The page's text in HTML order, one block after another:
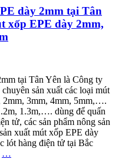
dày 2mm tại Tân
xốp EPE dày 2mm,
tại Tân Yên là Công ty
sản xuất các loại mút
2mm, 3mm, 4mm, 5mm,….
1.3m,…. dùng để quấn
tử, các sản phẩm nông sản
xuất mút xốp EPE dày
lót hàng điện tử tại Bắc
…